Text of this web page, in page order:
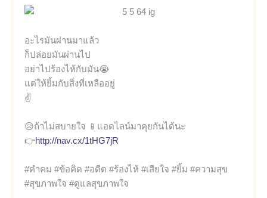
อะไรมันผ่านมาแล้ว
ก็ปล่อยมันผ่านไป
อย่าไปร้องไห้กับมัน😭
แต่ให้ยิ้มกับสิ่งที่เหลืออยู่
✌
😥ถ้าไม่สบายใจ 📱แอดไลน์มาคุยกันได้นะ
👉http://nav.cx/1tHG7jR
#คำคม #ข้อคิด #อดีต #ร้องไห้ #เสียใจ #ยิ้ม #ความสุข
#สุขภาพใจ #ดูแลสุขภาพใจ